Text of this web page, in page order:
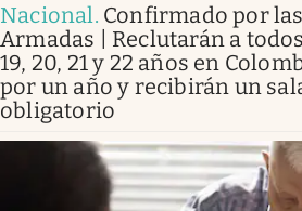
Nacional. Confirmado por
Armadas | Reclutarán a
19, 20, 21 y 22 años en
por un año y recibirán un
obligatorio